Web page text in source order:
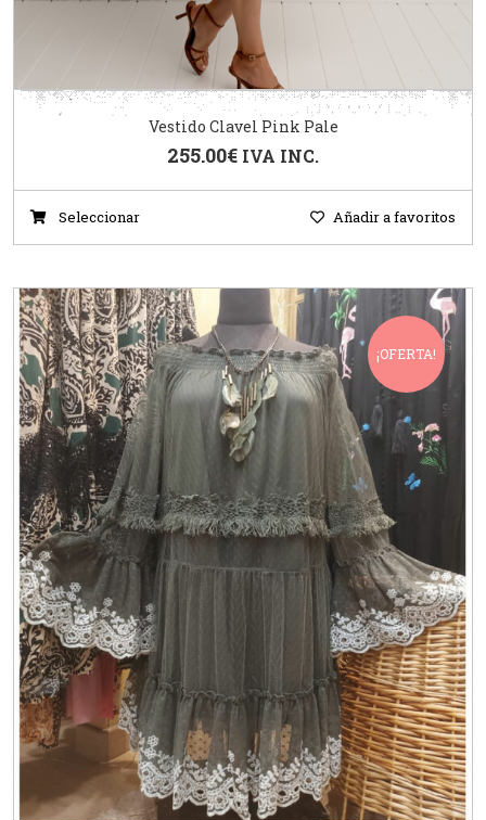
Vestido Clavel Pink Pale
255.00€ IVA INC.
Seleccionar Añadir a favoritos
¡OFERTA!